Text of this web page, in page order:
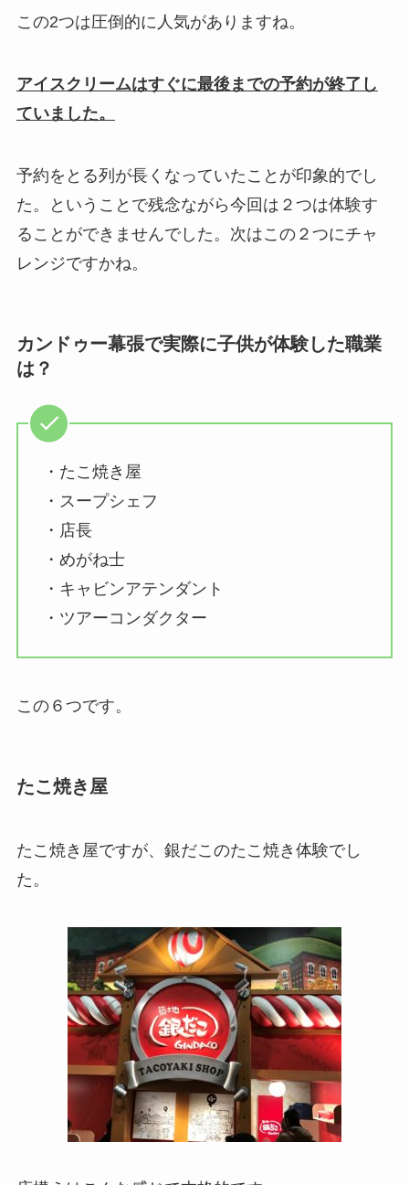
この2つは圧倒的に人気がありますね。
アイスクリームはすぐに最後までの予約が終了し
ていました。
予約をとる列が長くなっていたことが印象的でし
た。ということで残念ながら今回は２つは体験す
ることができませんでした。次はこの２つにチャ
レンジですかね。
カンドゥー幕張で実際に子供が体験した職業
は？
・たこ焼き屋
・スープシェフ
・店長
・めがね士
・キャビンアテンダント
・ツアーコンダクター
この６つです。
たこ焼き屋
たこ焼き屋ですが、銀だこのたこ焼き体験でし
た。